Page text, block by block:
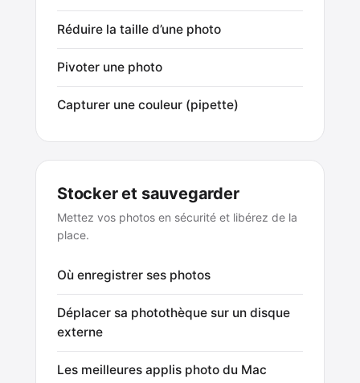
Réduire la taille d’une photo
Pivoter une photo
Capturer une couleur (pipette)
Stocker et sauvegarder
Mettez vos photos en sécurité et libérez de la
place.
Où enregistrer ses photos
Déplacer sa photothèque sur un disque
externe
Les meilleures applis photo du Mac